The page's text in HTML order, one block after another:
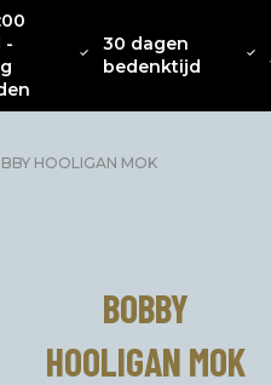
-
30 dagen
bedenktijd
KLEDING INTERIEUR
HOOLIGAN MOK
BOBBY
HOOLIGAN MOK